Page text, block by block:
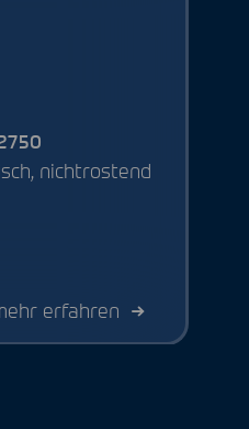
nichtrostend
erfahren